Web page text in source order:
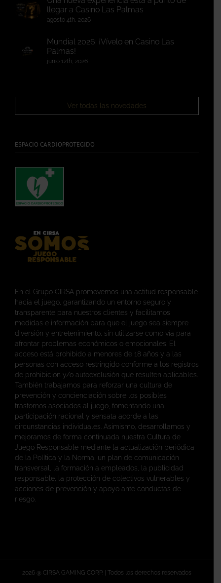
llegar a Casino Las Palmas
agosto 4th, 2026
Mundial 2026: ¡Vívelo en Casino Las
Palmas!
junio 12th, 2026
Ver todas las novedades
ESPACIO CARDIOPROTEGIDO
En el Grupo CIRSA promovemos una actitud responsable
hacia el juego, garantizando un entorno seguro y
transparente para nuestros clientes y facilitamos
medidas e información para que el juego sea siempre
diversión y entretenimiento, sin utilizarse como vía para
afrontar problemas económicos o emocionales. El
acceso está prohibido a menores de 18 años y a las
personas con acceso restringido conforme a los registros
de prohibición y/o autoexclusión que resulten aplicables.
También trabajamos para reforzar una cultura de
prevención y concienciación sobre los posibles
trastornos asociados al juego, fomentando una
participación racional y sensata acorde a las
circunstancias individuales. Asimismo, desarrollamos y
mejoramos de forma continuada nuestra Cultura de
Juego Responsable mediante la actualización periódica
de la Política y la Norma, un plan de comunicación
transversal, la formación a empleados, la publicidad
responsable, la protección de colectivos vulnerables y
acciones de prevención y apoyo ante conductas de
riesgo.
2026 @ CIRSA GAMING CORP. | Todos los derechos reservados